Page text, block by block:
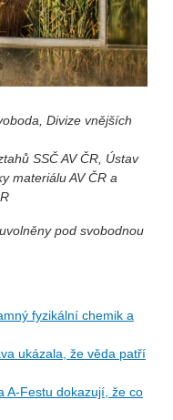
Divize vnějších
SSČ AV ČR, Ústav
materiálu AV ČR a
pod svobodnou
fyzikální chemik a
ukázala, že věda patří
A-Festu dokazují, že co